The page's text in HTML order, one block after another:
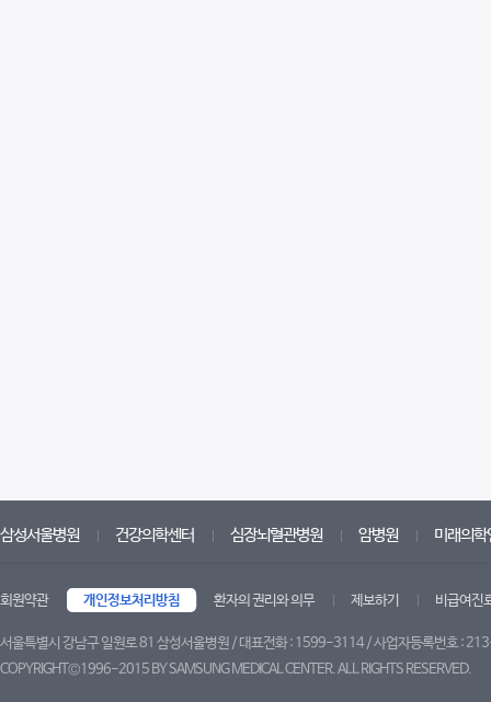
삼성서울병원 건강의학센터 심장뇌혈관병원 암병원 미래의학
회원약관 개인정보처리방침 환자의 권리와 의무 제보하기 비급여진
서울특별시 강남구 일원로 81 삼성서울병원 / 대표전화 : 1599-3114 / 사업자등록번호 :
COPYRIGHT©1996-2015 BY SAMSUNG MEDICAL CENTER. ALL RIGHTS RESERVED.